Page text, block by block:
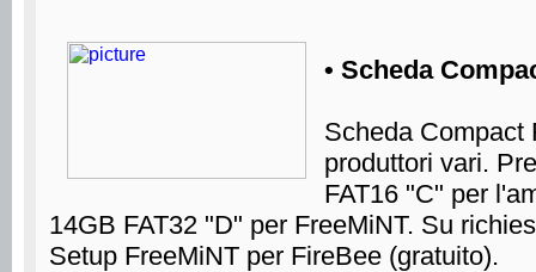
• Scheda
Scheda Compact
produttori vari.
FAT16 "C" per
14GB FAT32 "D" per FreeMiNT. Su
Setup FreeMiNT per FireBee (gratuito).